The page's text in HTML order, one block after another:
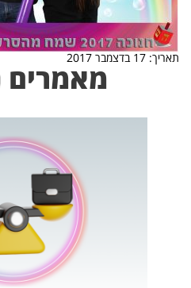
תאריך: 17 בדצמבר 2017
מאמרים